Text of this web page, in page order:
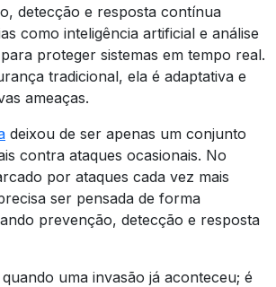
detecção e resposta contínua
como inteligência artificial e análise
proteger sistemas em tempo real.
tradicional, ela é adaptativa e
ameaças.
deixou de ser apenas um conjunto
contra ataques ocasionais. No
por ataques cada vez mais
ser pensada de forma
prevenção, detecção e resposta
uma invasão já aconteceu; é